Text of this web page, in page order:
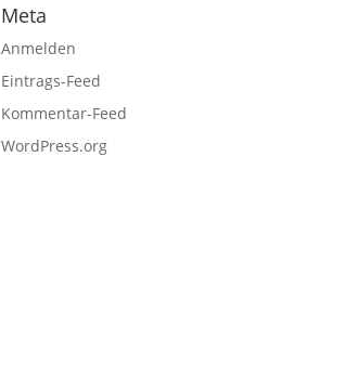
Meta
Anmelden
Eintrags-Feed
Kommentar-Feed
WordPress.org